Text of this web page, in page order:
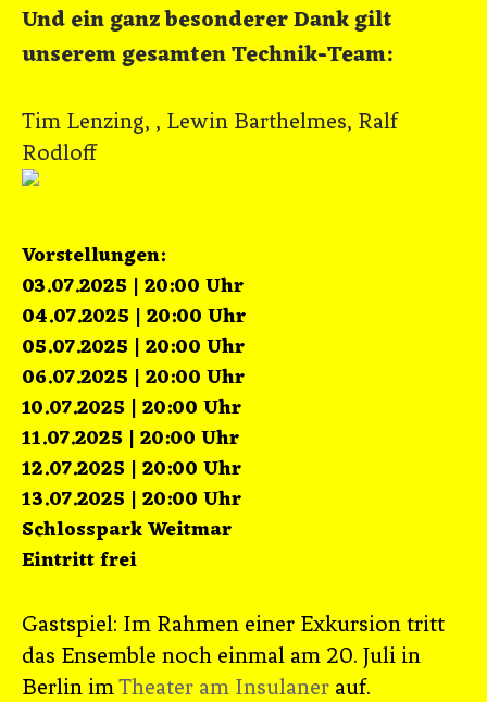
Und ein ganz besonderer Dank gilt
unserem gesamten Technik-Team:
Tim Lenzing, , Lewin Barthelmes, Ralf
Rodloff
Vorstellungen:
03.07.2025 | 20:00 Uhr
04.07.2025 | 20:00 Uhr
05.07.2025 | 20:00 Uhr
06.07.2025 | 20:00 Uhr
10.07.2025 | 20:00 Uhr
11.07.2025 | 20:00 Uhr
12.07.2025 | 20:00 Uhr
13.07.2025 | 20:00 Uhr
Schlosspark Weitmar
Eintritt frei
Gastspiel: Im Rahmen einer Exkursion tritt
das Ensemble noch einmal am 20. Juli in
Berlin imTheater am Insulaner auf .